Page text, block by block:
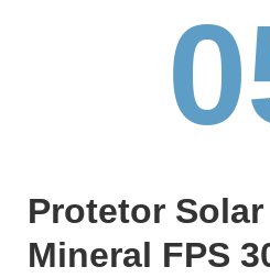
Protetor
Mineral FPS